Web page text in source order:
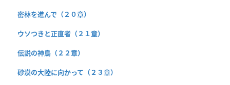
密林を進んで（２０章）
ウソつきと正直者（２１章）
伝説の神鳥（２２章）
砂漠の大陸に向かって（２３章）